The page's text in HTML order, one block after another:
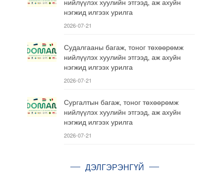
нийлүүлэх хуулийн этгээд, аж ахуйн
нэгжид илгээх урилга
2026-07-21
Судалгааны багаж, тоног төхөөрөмж
нийлүүлэх хуулийн этгээд, аж ахуйн
нэгжид илгээх урилга
2026-07-21
Сургалтын багаж, тоног төхөөрөмж
нийлүүлэх хуулийн этгээд, аж ахуйн
нэгжид илгээх урилга
2026-07-21
ДЭЛГЭРЭНГҮЙ